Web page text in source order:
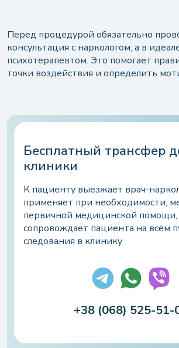
Перед процедурой обязательно
консультация с наркологом, а в
психотерапевтом. Это помогает
точки воздействия и определить
Бесплатный трансфер
клиники
К пациенту выезжает врач-
применяет при необходимости,
первичной медицинской помощи,
сопровождает пациента на всём
следования в клинику
+38 (068) 525-51-
Оставить отзыв
Напишите имя или нажмите кнопку
Бесплатная
спцециалистов по
круглосуточно